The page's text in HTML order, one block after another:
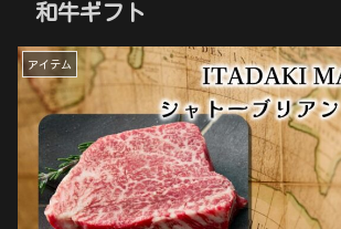
和牛ギフト
アイテム